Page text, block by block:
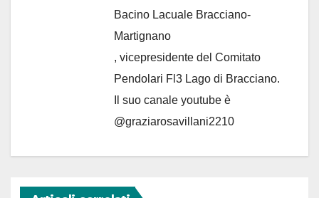
Bacino Lacuale Bracciano-
Martignano
, vicepresidente del Comitato
Pendolari Fl3 Lago di Bracciano.
Il suo canale youtube è
@graziarosavillani2210